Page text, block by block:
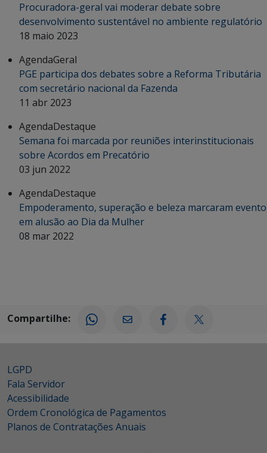
Procuradora-geral vai moderar debate sobre
desenvolvimento sustentável no ambiente regulatório
18 maio 2023
AgendaGeral
PGE participa dos debates sobre a Reforma Tributária
com secretário nacional da Fazenda
11 abr 2023
AgendaDestaque
Semana foi marcada por reuniões interinstitucionais
sobre Acordos em Precatório
03 jun 2022
AgendaDestaque
Empoderamento, superação e beleza marcaram evento
em alusão ao Dia da Mulher
08 mar 2022
Compartilhe:
LGPD
Fala Servidor
Acessibilidade
Ordem Cronológica de Pagamentos
Planos de Contratações Anuais